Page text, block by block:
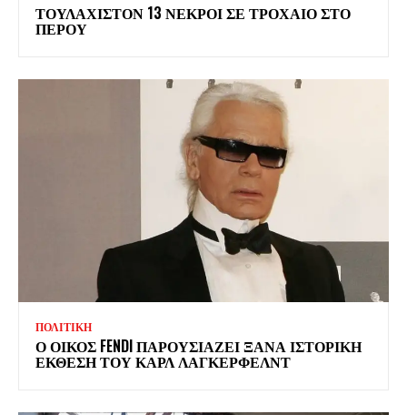
ΤΟΥΛΑΧΙΣΤΟΝ 13 ΝΕΚΡΟΙ ΣΕ ΤΡΟΧΑΙΟ ΣΤΟ
ΠΕΡΟΥ
ΠΟΛΙΤΙΚΗ
Ο ΟΙΚΟΣ FENDI ΠΑΡΟΥΣΙΑΖΕΙ ΞΑΝΑ ΙΣΤΟΡΙΚΗ
ΕΚΘΕΣΗ ΤΟΥ ΚΑΡΛ ΛΑΓΚΕΡΦΕΛΝΤ